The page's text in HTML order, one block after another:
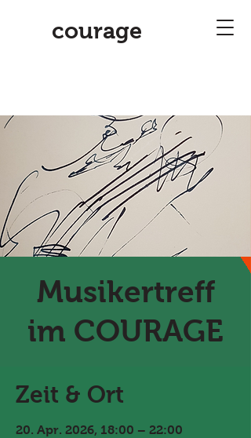
courage
Musikertreff
im COURAGE
Zeit & Ort
20. Apr. 2026, 18:00 – 22:00